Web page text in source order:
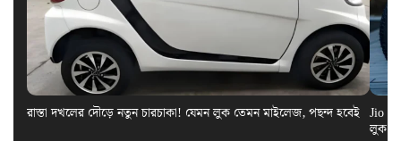
রাস্তা দখলের দৌড়ে নতুন চারচাকা! যেমন লুক তেমন মাইলেজ, পছন্দ হবেই Jio
লুক